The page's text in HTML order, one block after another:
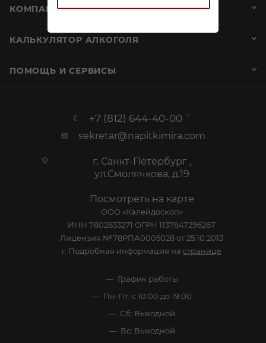
КОМПАНИЯ
КАЛЬКУЛЯТОР АЛКОГОЛЯ
ПОМОЩЬ И СЕРВИСЫ
+7 (812) 644-40-00
sekretar@napitkimira.com
г. Санкт-Петербург ,
ул.Смолячкова, д.19
Посмотреть на карте
ООО «Калейдоскоп»
ИНН 7802833271 ОГРН 1137847296267
Лицензия №78РПА0005028 от 25.10.2013
г. Подробная информация на странице
График работы
Пн-Пт: с 10:00 до 19:00
Сб: Выходной
Вс: Выходной